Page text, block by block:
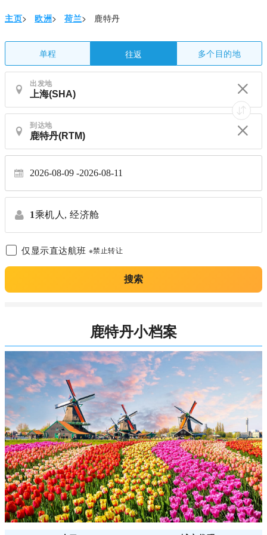
主页> 欧洲> 荷兰> 鹿特丹
单程 往返 多个目的地
出发地
到达地
2026-08-09 2026-08-11
1乘机人, 经济舱
仅显示直达航班 ※禁止转让
搜索
鹿特丹小档案